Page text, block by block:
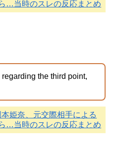
…当時のスレの反応まとめ
regarding the third point,
本姫奈、元交際相手による
…当時のスレの反応まとめ